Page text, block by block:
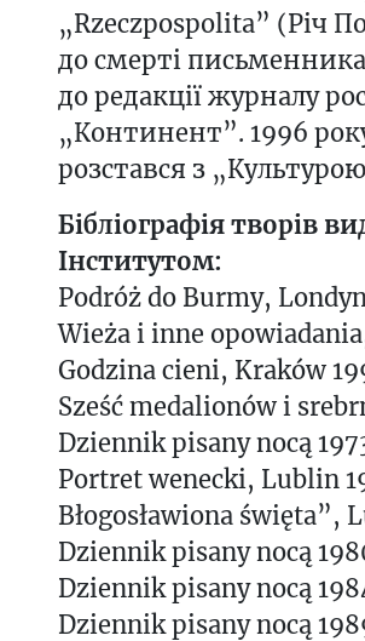
„Rzeczpospolita” (Річ
до смерті
до редакції журналу
„Континент”. 1996
розстався з
Бібліографія творів
Інститутом:
Podróż do Burmy,
Wieża i inne
Godzina cieni, Kraków
Sześć medalionów i
Dziennik pisany nocą
Portret wenecki, Lublin
Błogosławiona święta”,
Dziennik pisany nocą
Dziennik pisany nocą
Dziennik pisany nocą